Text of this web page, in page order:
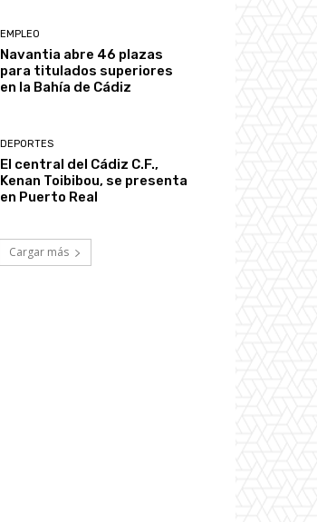
EMPLEO
Navantia abre 46 plazas
para titulados superiores
en la Bahía de Cádiz
DEPORTES
El central del Cádiz C.F.,
Kenan Toibibou, se presenta
en Puerto Real
Cargar más